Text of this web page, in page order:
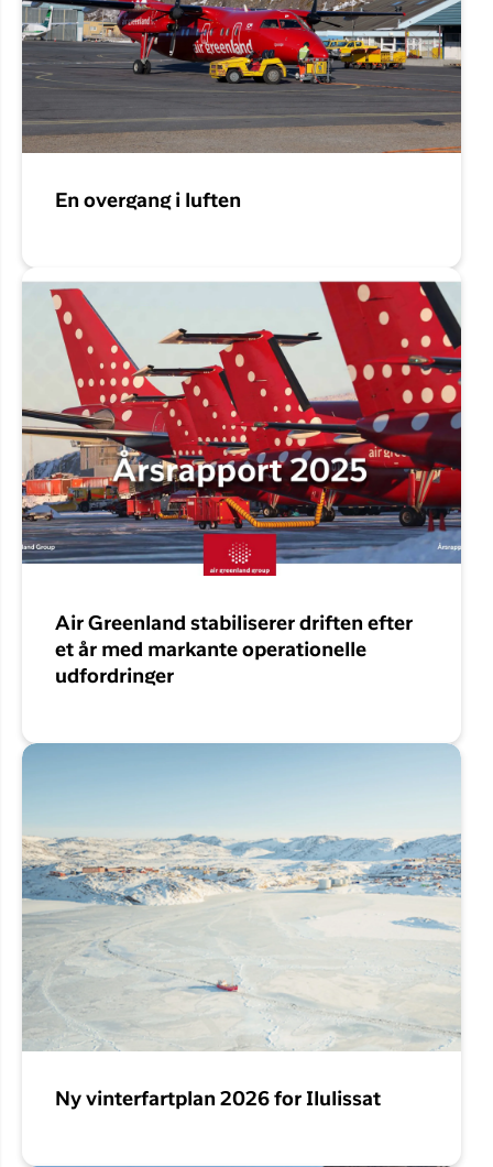
En overgang i luften
Air Greenland stabiliserer driften efter
et år med markante operationelle
udfordringer
Ny vinterfartplan 2026 for Ilulissat